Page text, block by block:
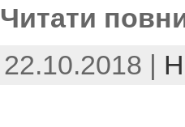
Читати
22.10.2018 |